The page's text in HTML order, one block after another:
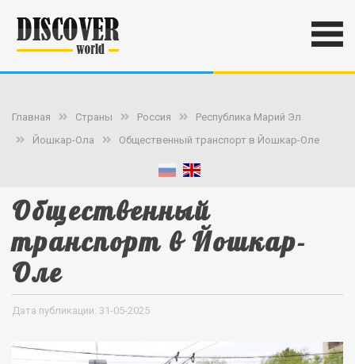
Главная Страны Россия
Республика Марий Эл
Йошкар-Ола
Общественный транспорт в Йошкар-Оле
Общественный
транспорт в Йошкар-
Оле
Дата публикации: 31-05-2025